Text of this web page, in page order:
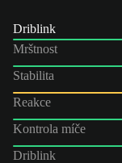
Driblink
Mrštnost
Stabilita
Reakce
Kontrola míče
Driblink